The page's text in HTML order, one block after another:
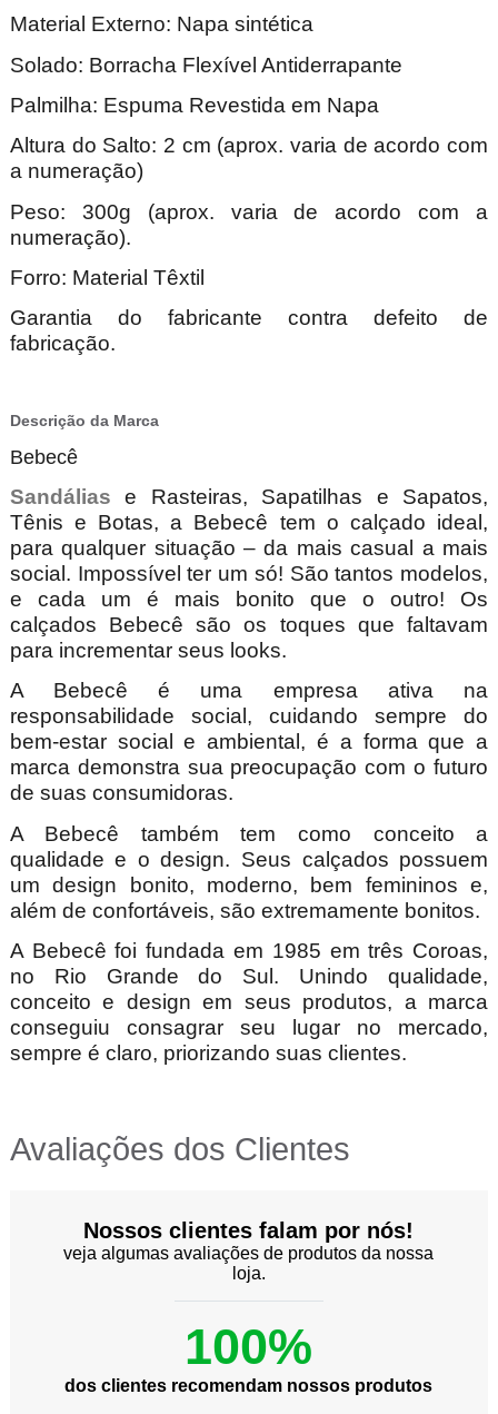
Material Externo: Napa sintética
Solado: Borracha Flexível Antiderrapante
Palmilha: Espuma Revestida em Napa
Altura do Salto: 2 cm (aprox. varia de acordo com
a numeração)
Peso: 300g (aprox. varia de acordo com a
numeração).
Forro: Material Têxtil
Garantia do fabricante contra defeito de
fabricação.
Descrição da Marca
Bebecê
Sandálias e Rasteiras, Sapatilhas e Sapatos,
Tênis e Botas, a Bebecê tem o calçado ideal,
para qualquer situação – da mais casual a mais
social. Impossível ter um só! São tantos modelos,
e cada um é mais bonito que o outro! Os
calçados Bebecê são os toques que faltavam
para incrementar seus looks.
A Bebecê é uma empresa ativa na
responsabilidade social, cuidando sempre do
bem-estar social e ambiental, é a forma que a
marca demonstra sua preocupação com o futuro
de suas consumidoras.
A Bebecê também tem como conceito a
qualidade e o design. Seus calçados possuem
um design bonito, moderno, bem femininos e,
além de confortáveis, são extremamente bonitos.
A Bebecê foi fundada em 1985 em três Coroas,
no Rio Grande do Sul. Unindo qualidade,
conceito e design em seus produtos, a marca
conseguiu consagrar seu lugar no mercado,
sempre é claro, priorizando suas clientes.
Avaliações dos Clientes
Nossos clientes falam por nós!
veja algumas avaliações de produtos da nossa
loja.
100%
dos clientes recomendam nossos produtos